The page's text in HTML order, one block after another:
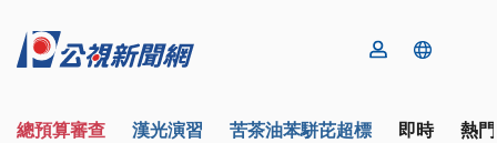
總預算審查 漢光演習 苦茶油苯駢芘超標 即時 熱